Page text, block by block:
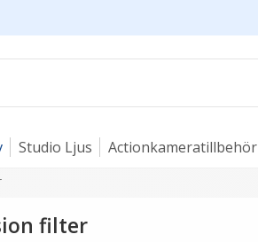
Studio Ljus Actionkameratillbehör
filter